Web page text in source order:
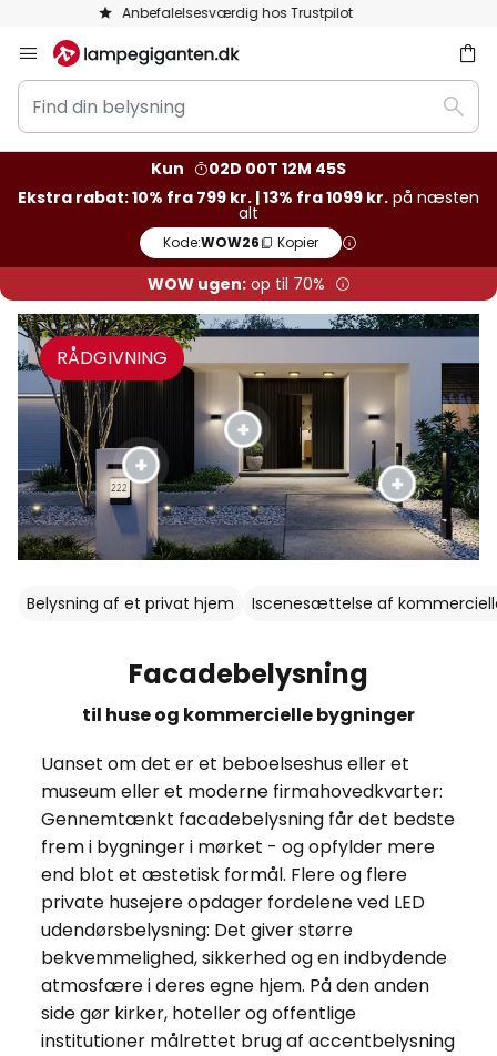
Gratis retur inden for 50 dage
to
Content
Find
din
belysning
Søg
Kun
02D 00T 12M 43S
Ekstra rabat: 10% fra 799 kr. | 13% fra 1099 kr. på næsten
alt
Kode:WOW26 Kopier
WOW ugen:op til 70%
RÅDGIVNING
Belysning af et privat hjem Iscenesættelse af
Facadebelysning
til huse og kommercielle bygninger
Uanset om det er et beboelseshus eller et
museum eller et moderne firmahovedkvarter:
Gennemtænkt facadebelysning får det bedste
frem i bygninger i mørket - og opfylder mere
end blot et æstetisk formål. Flere og flere
private husejere opdager fordelene ved LED
udendørsbelysning: Det giver større
bekvemmelighed, sikkerhed og en indbydende
atmosfære i deres egne hjem. På den anden
side gør kirker, hoteller og offentlige
institutioner målrettet brug af accentbelysning